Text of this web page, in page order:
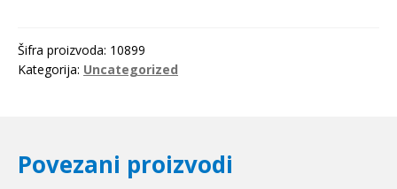
količina
Šifra proizvoda: 10899
Kategorija: Uncategorized
Povezani proizvodi